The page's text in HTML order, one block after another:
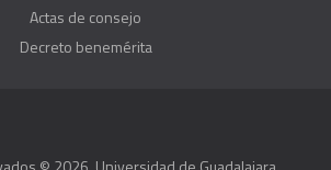
Actas de consejo
Decreto benemérita